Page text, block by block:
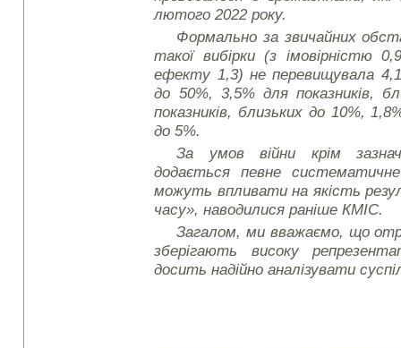
лютого 2022 року.
Формально за звичайних
такої вибірки (з імовірністю
ефекту 1,3) не перевищувала
до 50%, 3,5% для показників,
показників, близьких до 10%,
до 5%.
За умов війни крім
додається певне
можуть впливати на якість
часу», наводилися раніше КМІС.
Загалом, ми вважаємо, що
зберігають високу
досить надійно аналізувати